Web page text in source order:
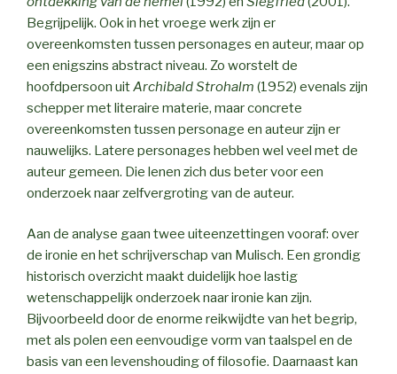
Begrijpelijk. Ook in het vroege werk zijn er
overeenkomsten tussen personages en auteur, maar op
een enigszins abstract niveau. Zo worstelt de
hoofdpersoon uitArchibald Strohalm (1952) evenals zijn
schepper met literaire materie, maar concrete
overeenkomsten tussen personage en auteur zijn er
nauwelijks. Latere personages hebben wel veel met de
auteur gemeen. Die lenen zich dus beter voor een
onderzoek naar zelfvergroting van de auteur.
Aan de analyse gaan twee uiteenzettingen vooraf: over
de ironie en het schrijverschap van Mulisch. Een grondig
historisch overzicht maakt duidelijk hoe lastig
wetenschappelijk onderzoek naar ironie kan zijn.
Bijvoorbeeld door de enorme reikwijdte van het begrip,
met als polen een eenvoudige vorm van taalspel en de
basis van een levenshouding of filosofie. Daarnaast kan